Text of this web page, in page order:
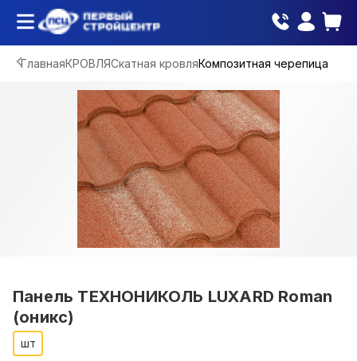
ГлавнаяКРОВЛЯСкатная кровляКомпозитная черепица
Панель ТЕХНОНИКОЛЬ LUXARD Roman
(оникс)
шт